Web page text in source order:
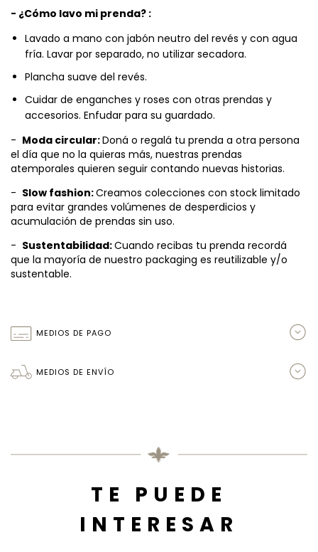
- ¿Cómo lavo mi prenda? :
Lavado a mano con jabón neutro del revés y con agua
fría. Lavar por separado, no utilizar secadora.
Plancha suave del revés.
Cuidar de enganches y roses con otras prendas y
accesorios. Enfudar para su guardado.
- Moda circular:Doná o regalá tu prenda a otra persona
el día que no la quieras más, nuestras prendas
atemporales quieren seguir contando nuevas historias.
- Slow fashion:Creamos colecciones con stock limitado
para evitar grandes volúmenes de desperdicios y
acumulación de prendas sin uso.
- Sustentabilidad:Cuando recibas tu prenda recordá
que la mayoría de nuestro packaging es reutilizable y/o
sustentable.
MEDIOS DE PAGO
MEDIOS DE ENVÍO
TE PUEDE
INTERESAR